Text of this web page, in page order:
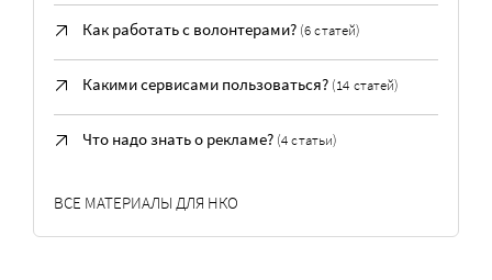
Как работать с волонтерами? (6 статей)
Какими сервисами пользоваться? (14 статей)
Что надо знать о рекламе? (4 статьи)
ВСЕ МАТЕРИАЛЫ ДЛЯ НКО